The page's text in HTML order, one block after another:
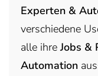
Experten &
verschiedene
alle ihreJobs &
Automation